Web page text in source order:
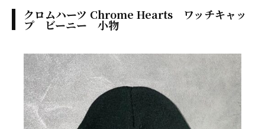
クロムハーツ Chrome Hearts ワッチキャッ
プ ビーニー 小物